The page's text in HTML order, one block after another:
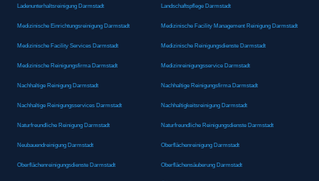
Ladenunterhaltsreinigung Darmstadt Landschaftspflege Darmstadt
Medizinische Einrichtungsreinigung Darmstadt Medizinische Facility Management Reinigung Darmstadt
Medizinische Facility Services Darmstadt Medizinische Reinigungsdienste Darmstadt
Medizinische Reinigungsfirma Darmstadt Medizinreinigungsservice Darmstadt
Nachhaltige Reinigung Darmstadt Nachhaltige Reinigungsfirma Darmstadt
Nachhaltige Reinigungsservices Darmstadt Nachhaltigkeitsreinigung Darmstadt
Naturfreundliche Reinigung Darmstadt Naturfreundliche Reinigungsdienste Darmstadt
Neubauendreinigung Darmstadt Oberflächenreinigung Darmstadt
Oberflächenreinigungsdienste Darmstadt Oberflächensäuberung Darmstadt